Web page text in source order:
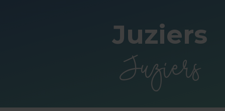
Juziers
Juziers